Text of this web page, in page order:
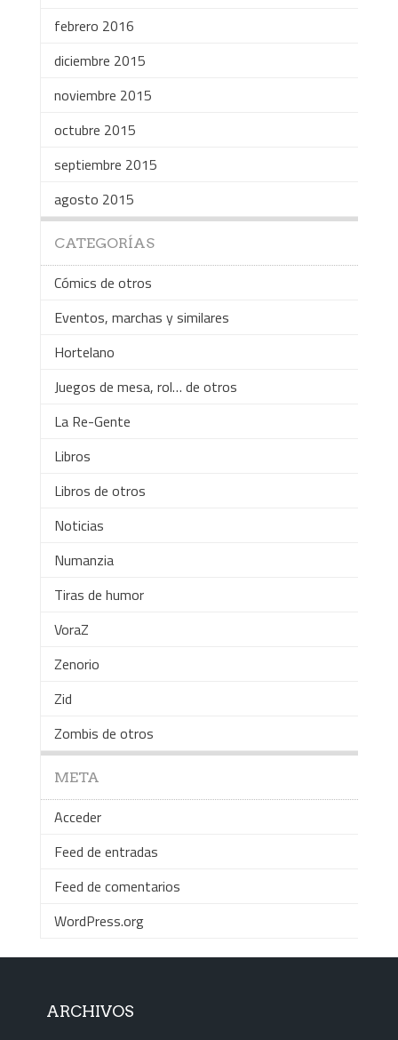
febrero 2016
diciembre 2015
noviembre 2015
octubre 2015
septiembre 2015
agosto 2015
CATEGORÍAS
Cómics de otros
Eventos, marchas y similares
Hortelano
Juegos de mesa, rol… de otros
La Re-Gente
Libros
Libros de otros
Noticias
Numanzia
Tiras de humor
VoraZ
Zenorio
Zid
Zombis de otros
META
Acceder
Feed de entradas
Feed de comentarios
WordPress.org
ARCHIVOS